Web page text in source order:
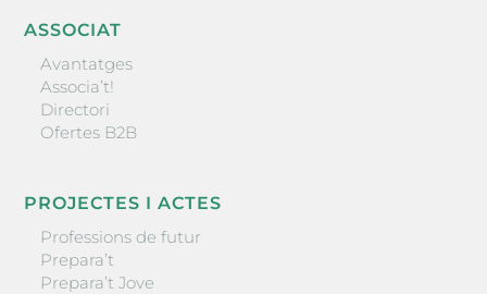
ASSOCIAT
Avantatges
Associa’t!
Directori
Ofertes B2B
PROJECTES I ACTES
Professions de futur
Prepara’t
Prepara’t Jove